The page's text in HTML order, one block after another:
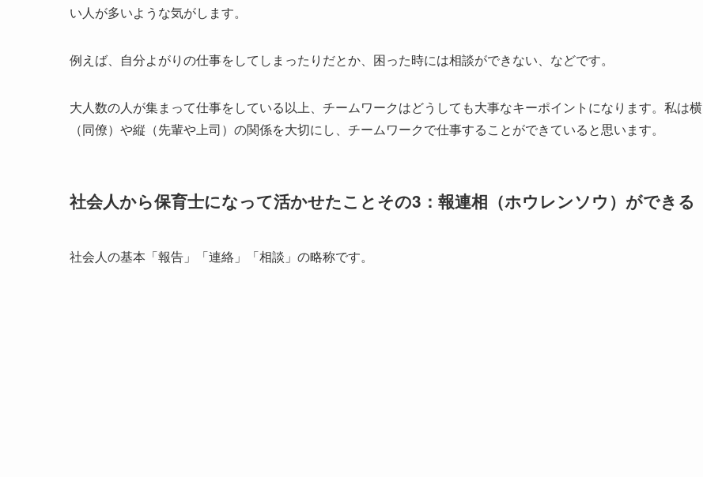
い人が多いような気がします。
例えば、自分よがりの仕事をしてしまったりだとか、困った時には相談ができない、などです。
大人数の人が集まって仕事をしている以上、チームワークはどうしても大事なキーポイントになります。私は横
（同僚）や縦（先輩や上司）の関係を大切にし、チームワークで仕事することができていると思います。
社会人から保育士になって活かせたことその3：報連相（ホウレンソウ）ができる
社会人の基本「報告」「連絡」「相談」の略称です。